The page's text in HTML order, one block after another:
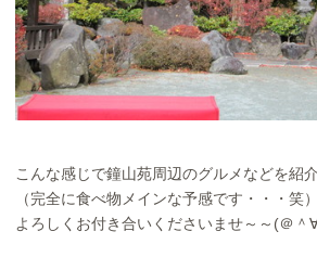
こんな感じで鐘山苑周辺のグルメなどを紹
（完全に食べ物メインな予感です・・・笑）
よろしくお付き合いくださいませ～～(＠＾